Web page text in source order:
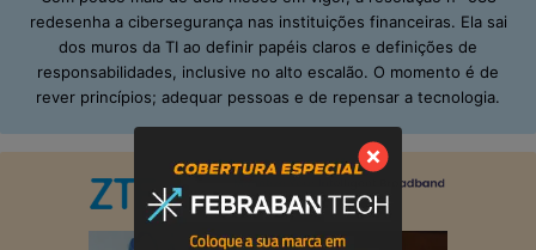
redesenha a cibersegurança nas instituições financeiras. Ela sai
dos muros da TI ao definir papéis claros e definições de
responsabilidades, inclusive no alto escalão. O momento é de
rever princípios; adequar pessoas e de repensar a tecnologia.